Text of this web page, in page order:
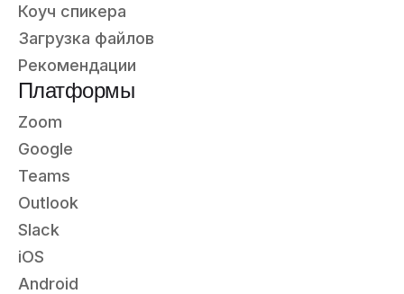
Коуч спикера
Загрузка файлов
Рекомендации
Платформы
Zoom
Google
Teams
Outlook
Slack
iOS
Android